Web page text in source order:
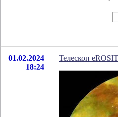
01.02.2024
18:24
Телескоп